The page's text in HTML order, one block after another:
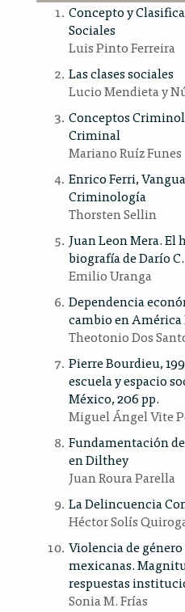
Concepto y
Sociales
Luis Pinto Ferreira
Las clases sociales
Lucio Mendieta y
Conceptos
Criminal
Mariano Ruíz Funes
Enrico Ferri,
Criminología
Thorsten Sellin
Juan Leon Mera. El
biografía de Darío
Emilio Uranga
Dependencia
cambio en
Theotonio Dos
Pierre Bourdieu,
escuela y espacio
México, 206 pp.
Miguel Ángel Vite
Fundamentación
en Dilthey
Juan Roura Parella
La Delincuencia
Héctor Solís
Violencia de
mexicanas.
respuestas
Sonia M. Frías